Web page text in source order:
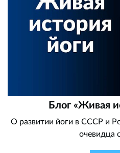
Блог «Живая
О развитии йоги в СССР и
очевидца